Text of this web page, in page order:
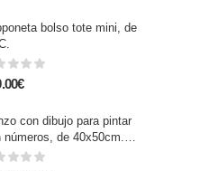
bolso tote mini, de
con dibujo para pintar
números, de 40x50cm.
elefantes africanos.